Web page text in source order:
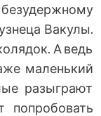
безудержному
Вакулы.
А ведь
маленький
разыграют
попробовать